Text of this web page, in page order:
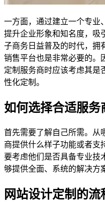
一方面，通过建立一个专业
提升企业形象和知名度，吸
子商务日益普及的时代，拥
销售平台也是非常必要的。
定制服务商时应该考虑其是
性化定制。
如何选择合适服务
首先需要了解自己所需。从
商提供什么样子功能或者支
要考虑他们是否具备专业技
够提供全面、系统的解决方
网站设计定制的流